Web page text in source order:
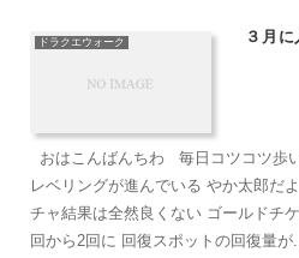
ドラクエウォーク ３月
おはこんばんちわ 毎日コツコツ歩
レベリングが進んでいる やか太郎
チャ結果は全然良くない ゴールドチ
回から2回に 回復スポットの回復量が